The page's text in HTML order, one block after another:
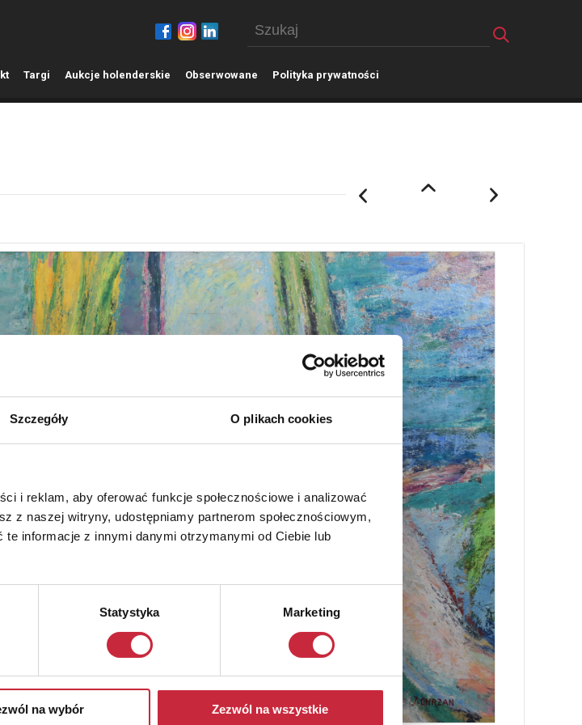
Szczegóły O plikach cookies
i reklam, aby oferować funkcje społecznościowe i analizować
z naszej witryny, udostępniamy partnerom społecznościowym,
informacje z innymi danymi otrzymanymi od Ciebie lub
Statystyka Marketing
na wybór Zezwól na wszystkie
Targi Aukcje holenderskie Obserwowane Polityka prywatności